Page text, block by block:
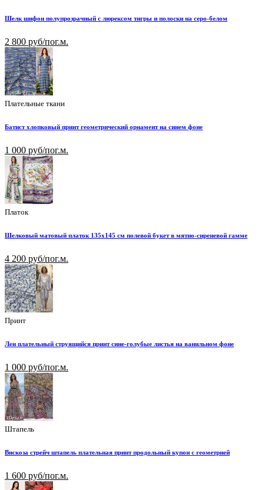
Шелк шифон полупрозрачный с люрексом тигры и полоски на серо-белом
2 800 руб/пог.м.
Плательные ткани
Батист хлопковый принт геометрический орнамент на синем фоне
1 000 руб/пог.м.
Платок
Шелковый матовый платок 135х145 см полевой букет в мятно-сиреневой гамме
4 200 руб/пог.м.
Принт
Лен плательный струящийся принт сине-голубые листья на ванильном фоне
1 000 руб/пог.м.
Штапель
Вискоза стрейч штапель плательная принт продольный купон с геометрией
1 600 руб/пог.м.